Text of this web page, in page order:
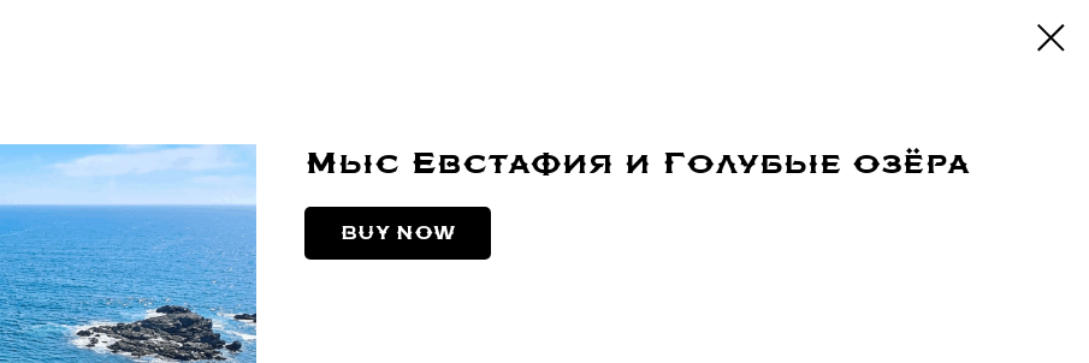
Мыс Евстафия и Голубые озёра
BUY NOW